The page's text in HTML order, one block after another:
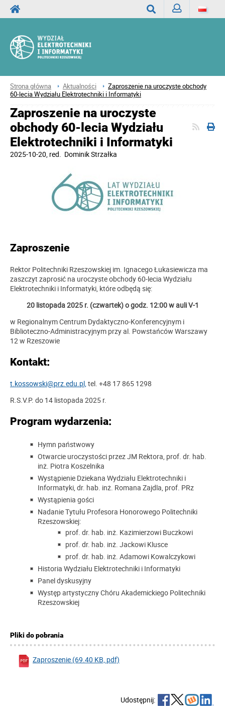
Strona główna Aktualności
Zaproszenie na uroczyste obchody
60-lecia Wydziału Elektrotechniki i Informatyki
Zaproszenie na uroczyste
obchody 60-lecia Wydziału
Elektrotechniki i Informatyki
2025-10-20, red. Dominik Strzałka
Zaproszenie
Rektor Politechniki Rzeszowskiej im. Ignacego Łukasiewicza ma
zaszczyt zaprosić na uroczyste obchody 60-lecia Wydziału
Elektrotechniki i Informatyki, które odbędą się:
20 listopada 2025 r. (czwartek) o godz. 12:00 w auli V-1
w Regionalnym Centrum Dydaktyczno-Konferencyjnym i
Biblioteczno-Administracyjnym przy al. Powstańców Warszawy
12 w Rzeszowie
Kontakt:
t.kossowski@prz.edu.pl,tel. +48 17 865 1298
R.S.V.P. do 14 listopada 2025 r.
Program wydarzenia:
Hymn państwowy
Otwarcie uroczystości przez JM Rektora, prof. dr. hab.
inż. Piotra Koszelnika
Wystąpienie Dziekana Wydziału Elektrotechniki i
Informatyki, dr. hab. inż. Romana Zajdla, prof. PRz
Wystąpienia gości
Nadanie Tytułu Profesora Honorowego Politechniki
Rzeszowskiej:
prof. dr. hab. inż. Kazimierzowi Buczkowi
prof. dr. hab. inż. Jackowi Klusce
prof. dr. hab. inż. Adamowi Kowalczykowi
Historia Wydziału Elektrotechniki i Informatyki
Panel dyskusyjny
Występ artystyczny Chóru Akademickiego Politechniki
Rzeszowskiej
Pliki do pobrania
Zaproszenie (69.40 KB, pdf)
Udostępnij: